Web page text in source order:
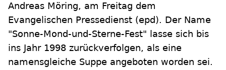
Andreas Möring, am Freitag dem
Evangelischen Pressedienst (epd). Der Name
"Sonne-Mond-und-Sterne-Fest" lasse sich bis
ins Jahr 1998 zurückverfolgen, als eine
namensgleiche Suppe angeboten worden sei.